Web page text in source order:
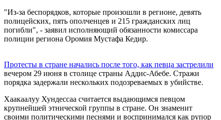
"Из-за беспорядков, которые произошли в регионе, девять
полицейских, пять ополченцев и 215 гражданских лиц
погибли", - заявил исполняющий обязанности комиссара
полиции региона Оромия Мустафа Кедир.
Протесты в стране начались после того, как певца застрелили
вечером 29 июня в столице страны Аддис-Абебе. Стражи
порядка задержали нескольких подозреваемых в убийстве.
Хаакаалуу Хундессаа считается выдающимся певцом
крупнейшей этнической группы в стране. Он знаменит
своими политическими песнями и воспринимался как рупор